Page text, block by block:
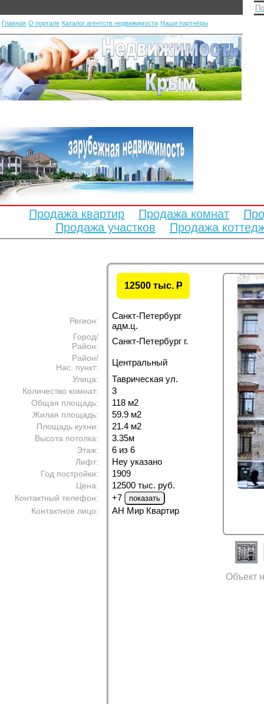
Главная О портале Каталог агентств недвижимости Наши партнёры
Продажа квартир Продажа комнат
Продажа участков
Продажа
12500 тыс. P
Регион:
Санкт-Петербург
адм.ц.
Город/
Район:
Санкт-Петербург г.
Район/
Нас. пункт:
Центральный
Улица: Таврическая ул.
Количество комнат: 3
Общая площадь: 118 м2
Жилая площадь: 59.9 м2
Площадь кухни: 21.4 м2
Высота потолка: 3.35м
Этаж: 6 из 6
Лифт: Неу указано
Год постройки: 1909
Цена: 12500 тыс. руб.
Контактный телефон: +7
Контактное лицо: АН Мир Квартир
Объект